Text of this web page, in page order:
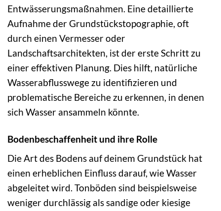
Entwässerungsmaßnahmen. Eine detaillierte
Aufnahme der Grundstückstopographie, oft
durch einen Vermesser oder
Landschaftsarchitekten, ist der erste Schritt zu
einer effektiven Planung. Dies hilft, natürliche
Wasserabflusswege zu identifizieren und
problematische Bereiche zu erkennen, in denen
sich Wasser ansammeln könnte.
Bodenbeschaffenheit und ihre Rolle
Die Art des Bodens auf deinem Grundstück hat
einen erheblichen Einfluss darauf, wie Wasser
abgeleitet wird. Tonböden sind beispielsweise
weniger durchlässig als sandige oder kiesige